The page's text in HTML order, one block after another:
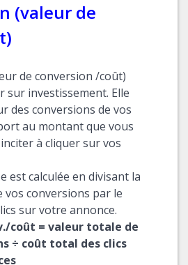
(valeur de
de conversion /coût)
sur investissement. Elle
des conversions de vos
au montant que vous
à cliquer sur vos
est calculée en divisant la
vos conversions par le
sur votre annonce.
coût = valeur totale de
÷ coût total des clics